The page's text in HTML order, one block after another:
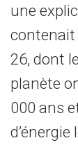
une
contenait
26, dont
planète
000 ans